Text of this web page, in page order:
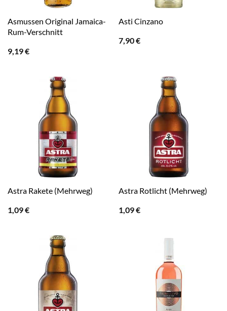
Asmussen Original Jamaica-
Rum-Verschnitt
9,19€
Asti Cinzano
7,90€
Astra Rakete (Mehrweg)
1,09€
Astra Rotlicht (Mehrweg)
1,09€